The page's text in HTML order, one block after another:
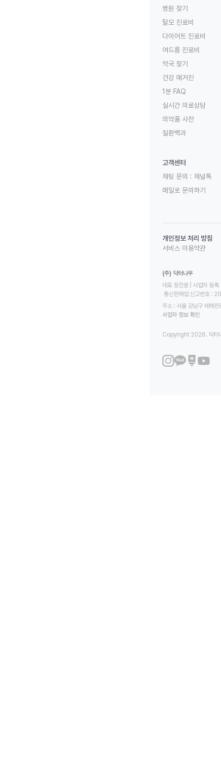
병원 찾기
탈모 진료비
다이어트 진료비
여드름 진료비
약국 찾기
건강 매거진
1분 FAQ
실시간 의료상담
의약품 사전
질환백과
고객센터
채팅 문의 : 채널톡
메일로 문의하기
개인정보 처리 방침
서비스 이용약관
(주) 닥터나우
대표 정진웅 | 사업자
통신판매업 신고번호
주소 : 서울 강남구 테헤
사업자 정보 확인
Copyright 2026. 닥터